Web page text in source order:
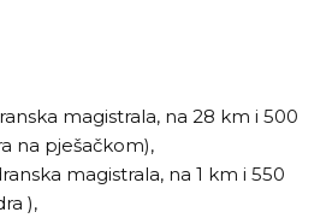
magistrala, na 28 km i 500
na pješačkom),
magistrala, na 1 km i 550
),